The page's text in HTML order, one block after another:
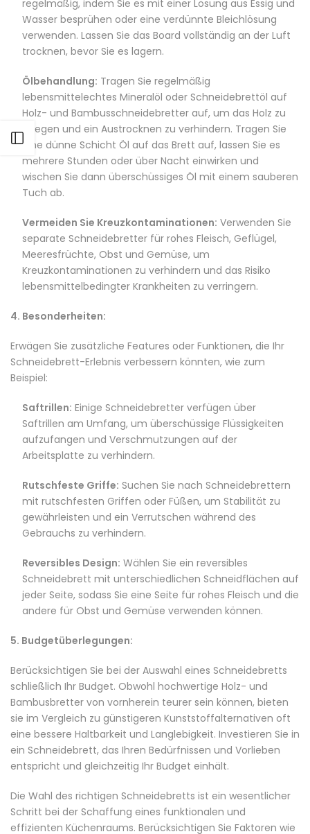
Seitenleiste öffnen
regelmäßig, indem Sie es mit einer Lösung aus Essig und
Wasser besprühen oder eine verdünnte Bleichlösung
verwenden. Lassen Sie das Board vollständig an der Luft
trocknen, bevor Sie es lagern.
Ölbehandlung: Tragen Sie regelmäßig
lebensmittelechtes Mineralöl oder Schneidebrettöl auf
Holz- und Bambusschneidebretter auf, um das Holz zu
pflegen und ein Austrocknen zu verhindern. Tragen Sie
eine dünne Schicht Öl auf das Brett auf, lassen Sie es
mehrere Stunden oder über Nacht einwirken und
wischen Sie dann überschüssiges Öl mit einem sauberen
Tuch ab.
Vermeiden Sie Kreuzkontaminationen: Verwenden Sie
separate Schneidebretter für rohes Fleisch, Geflügel,
Meeresfrüchte, Obst und Gemüse, um
Kreuzkontaminationen zu verhindern und das Risiko
lebensmittelbedingter Krankheiten zu verringern.
4. Besonderheiten:
Erwägen Sie zusätzliche Features oder Funktionen, die Ihr
Schneidebrett-Erlebnis verbessern könnten, wie zum
Beispiel:
Saftrillen: Einige Schneidebretter verfügen über
Saftrillen am Umfang, um überschüssige Flüssigkeiten
aufzufangen und Verschmutzungen auf der
Arbeitsplatte zu verhindern.
Rutschfeste Griffe: Suchen Sie nach Schneidebrettern
mit rutschfesten Griffen oder Füßen, um Stabilität zu
gewährleisten und ein Verrutschen während des
Gebrauchs zu verhindern.
Reversibles Design: Wählen Sie ein reversibles
Schneidebrett mit unterschiedlichen Schneidflächen auf
jeder Seite, sodass Sie eine Seite für rohes Fleisch und die
andere für Obst und Gemüse verwenden können.
5. Budgetüberlegungen:
Berücksichtigen Sie bei der Auswahl eines Schneidebretts
schließlich Ihr Budget. Obwohl hochwertige Holz- und
Bambusbretter von vornherein teurer sein können, bieten
sie im Vergleich zu günstigeren Kunststoffalternativen oft
eine bessere Haltbarkeit und Langlebigkeit. Investieren Sie in
ein Schneidebrett, das Ihren Bedürfnissen und Vorlieben
entspricht und gleichzeitig Ihr Budget einhält.
Die Wahl des richtigen Schneidebretts ist ein wesentlicher
Schritt bei der Schaffung eines funktionalen und
effizienten Küchenraums. Berücksichtigen Sie Faktoren wie